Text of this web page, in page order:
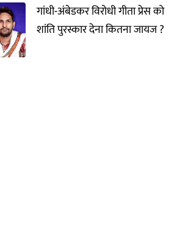
गांधी-अंबेडकर विरोधी गीता प्रेस को
शांति पुरस्कार देना कितना जायज ?